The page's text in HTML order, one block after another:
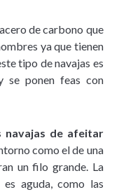
de carbono que
ya que tienen
tipo de navajas es
se ponen feas con
navajas de afeitar
como el de una
un filo grande. La
aguda, como las